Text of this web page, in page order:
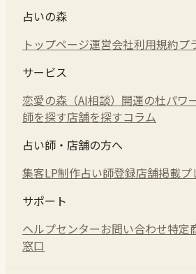
占いの森
トップページ運営会社利用規約プ
サービス
恋愛の森（AI相談） 開運の杜パワ
師を探す店舗を探すコラム
占い師・店舗の方へ
集客LP制作占い師登録店舗掲載プ
サポート
ヘルプセンターお問い合わせ特定
窓口